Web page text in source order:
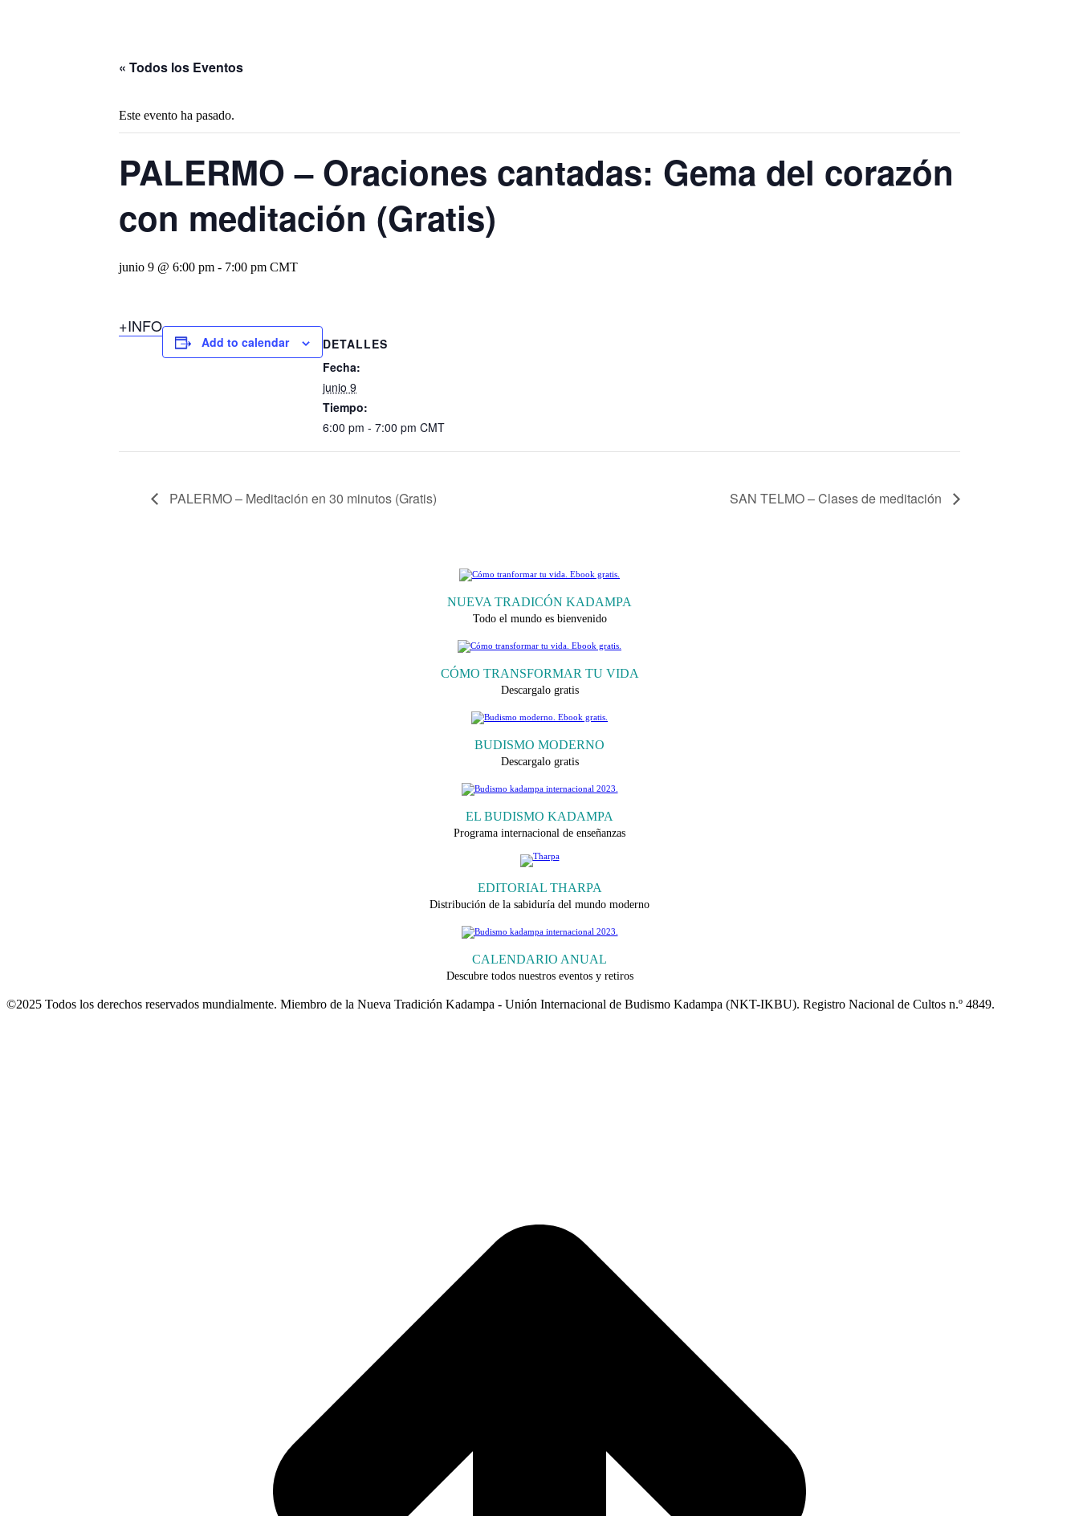
« Todos los Eventos
Este evento ha pasado.
PALERMO – Oraciones cantadas: Gema del corazón
con meditación (Gratis)
junio 9 @ 6:00 pm - 7:00 pm CMT
+INFO
Add to calendar
DETALLES
Fecha:
junio 9
Tiempo:
6:00 pm - 7:00 pm CMT
PALERMO – Meditación en 30 minutos (Gratis) SAN TELMO – Clases de meditación
NUEVA TRADICÓN KADAMPA
Todo el mundo es bienvenido
CÓMO TRANSFORMAR TU VIDA
Descargalo gratis
BUDISMO MODERNO
Descargalo gratis
EL BUDISMO KADAMPA
Programa internacional de enseñanzas
EDITORIAL THARPA
Distribución de la sabiduría del mundo moderno
CALENDARIO ANUAL
Descubre todos nuestros eventos y retiros
©2025 Todos los derechos reservados mundialmente. Miembro de la Nueva Tradición Kadampa - Unión Internacional de Budismo Kadampa (NKT-IKBU). Registro Nacional de Cultos n.º 4849.